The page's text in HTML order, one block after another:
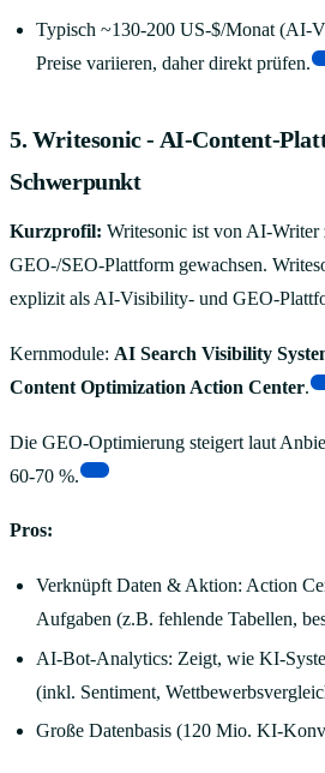
Typisch ~130-200 US-$/Monat (AI-
Preise variieren, daher direkt prüfen.
5. Writesonic - AI-Content-
Schwerpunkt
Kurzprofil: Writesonic ist von AI-Writer
GEO-/SEO-Plattform gewachsen.
explizit als AI-Visibility- und GEO-
Kernmodule: AI Search Visibility
Content Optimization Action Center.
Die GEO-Optimierung steigert laut
60-70 %.
Pros:
Verknüpft Daten & Aktion: Action
Aufgaben (z.B. fehlende Tabellen,
AI-Bot-Analytics: Zeigt, wie KI-
(inkl. Sentiment,
Große Datenbasis (120 Mio. KI-